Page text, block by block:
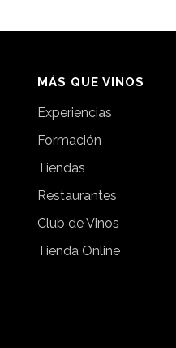
MÁS QUE VINOS
Experiencias
Formación
Tiendas
Restaurantes
Club de Vinos
Tienda Online